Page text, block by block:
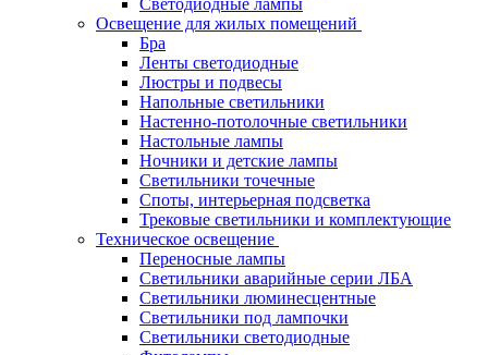
Освещение для жилых помещений
Бра
Ленты светодиодные
Люстры и подвесы
Напольные светильники
Настенно-потолочные светильники
Настольные лампы
Ночники и детские лампы
Светильники точечные
Споты, интерьерная подсветка
Трековые светильники и комплектующие
Техническое освещение
Переносные лампы
Светильники аварийные серии ЛБА
Светильники люминесцентные
Светильники под лампочки
Светильники светодиодные